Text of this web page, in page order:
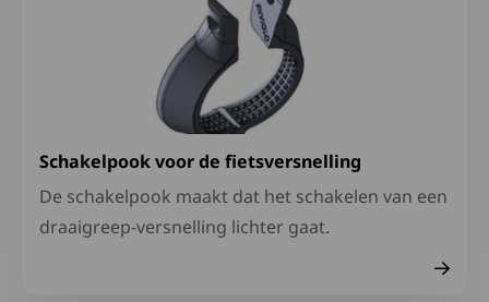
Schakelpook voor de fietsversnelling
De schakelpook maakt dat het schakelen van een
draaigreep-versnelling lichter gaat.